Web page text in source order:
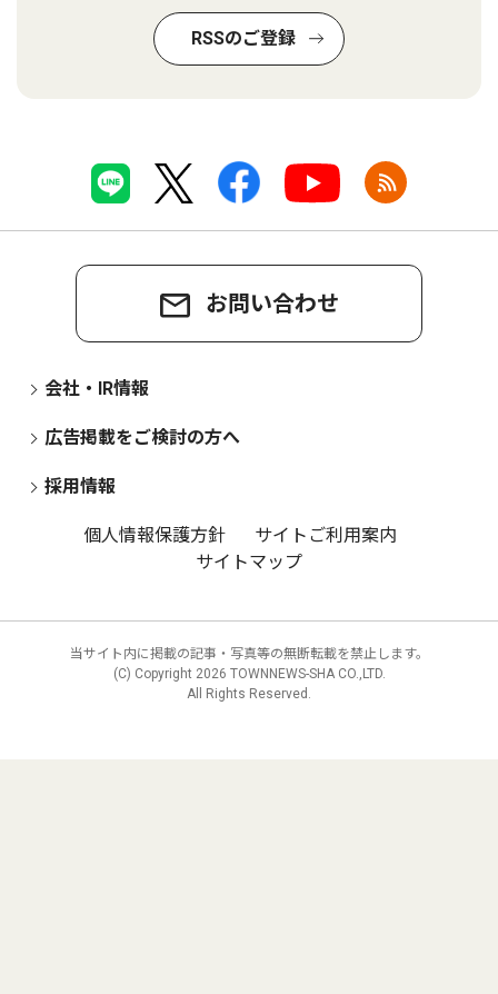
RSSのご登録
お問い合わせ
会社・IR情報
広告掲載をご検討の方へ
採用情報
個人情報保護方針
サイトご利用案内
サイトマップ
当サイト内に掲載の記事・写真等の無断転載を禁止します。
(C) Copyright 2026 TOWNNEWS-SHA CO.,LTD.
All Rights Reserved.